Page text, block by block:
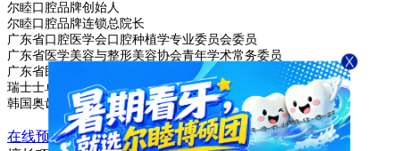
尔睦口腔品牌创始人
尔睦口腔品牌连锁总院长
广东省口腔医学会口腔种植学专业委员会委员
广东省医学美容与整形美容协会青年学术常务委员
广东省民营牙科协会常务理事
瑞士士卓曼(ITI)中国区讲师
韩国奥齿泰(Osstem)中国区讲师
在线预约 咨询专家